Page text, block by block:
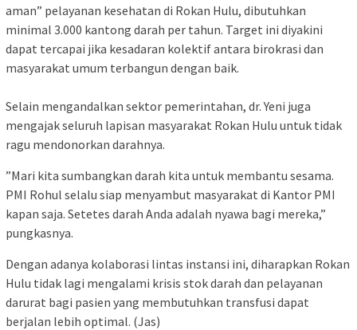
aman” pelayanan kesehatan di Rokan Hulu, dibutuhkan
minimal 3.000 kantong darah per tahun. Target ini diyakini
dapat tercapai jika kesadaran kolektif antara birokrasi dan
masyarakat umum terbangun dengan baik.
​Selain mengandalkan sektor pemerintahan, dr. Yeni juga
mengajak seluruh lapisan masyarakat Rokan Hulu untuk tidak
ragu mendonorkan darahnya.
​”Mari kita sumbangkan darah kita untuk membantu sesama.
PMI Rohul selalu siap menyambut masyarakat di Kantor PMI
kapan saja. Setetes darah Anda adalah nyawa bagi mereka,”
pungkasnya.
​Dengan adanya kolaborasi lintas instansi ini, diharapkan Rokan
Hulu tidak lagi mengalami krisis stok darah dan pelayanan
darurat bagi pasien yang membutuhkan transfusi dapat
berjalan lebih optimal. (Jas)